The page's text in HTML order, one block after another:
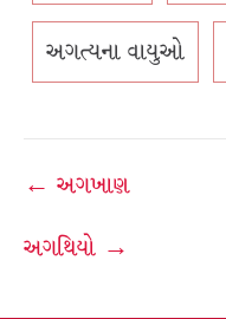
અગત્યના વાયુઓ
Post
navigation
← અગખાણ
અગથિયો →